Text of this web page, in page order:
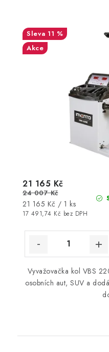
11 %
Akce
17 491,74 Kč bez DPH
21 165 Kč
24 007 Kč
Měrná
cena:
21 165 Kč / 1 ks
Vyvažovačka kol VBS
osobních aut, SUV a